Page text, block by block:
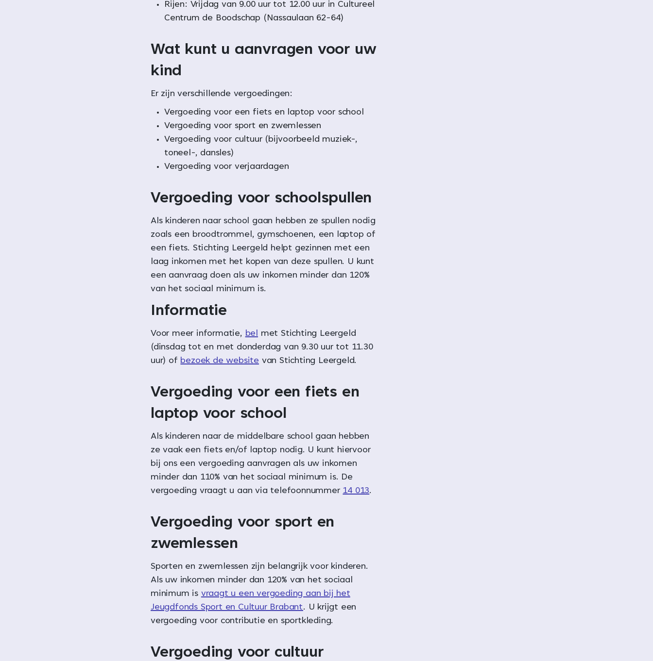
Rijen: Vrijdag van 9.00 uur tot 12.00 uur in Cultureel
Centrum de Boodschap (Nassaulaan 62-64)
Wat kunt u aanvragen voor uw
kind
Er zijn verschillende vergoedingen:
Vergoeding voor een fiets en laptop voor school
Vergoeding voor sport en zwemlessen
Vergoeding voor cultuur (bijvoorbeeld muziek-,
toneel-, dansles)
Vergoeding voor verjaardagen
Vergoeding voor schoolspullen
Als kinderen naar school gaan hebben ze spullen nodig
zoals een broodtrommel, gymschoenen, een laptop of
een fiets. Stichting Leergeld helpt gezinnen met een
laag inkomen met het kopen van deze spullen. U kunt
een aanvraag doen als uw inkomen minder dan 120%
van het sociaal minimum is.
Informatie
Voor meer informatie, bel met Stichting Leergeld
(dinsdag tot en met donderdag van 9.30 uur tot 11.30
uur) of bezoek de website van Stichting Leergeld.
Vergoeding voor een fiets en
laptop voor school
Als kinderen naar de middelbare school gaan hebben
ze vaak een fiets en/of laptop nodig. U kunt hiervoor
bij ons een vergoeding aanvragen als uw inkomen
minder dan 110% van het sociaal minimum is. De
vergoeding vraagt u aan via telefoonnummer 14 013.
Vergoeding voor sport en
zwemlessen
Sporten en zwemlessen zijn belangrijk voor kinderen.
Als uw inkomen minder dan 120% van het sociaal
minimum is vraagt u een vergoeding aan bij het
Jeugdfonds Sport en Cultuur Brabant. U krijgt een
vergoeding voor contributie en sportkleding.
Vergoeding voor cultuur